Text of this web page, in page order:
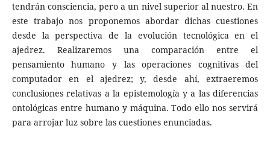
tendrán consciencia, pero a un nivel superior al nuestro. En
este trabajo nos proponemos abordar dichas cuestiones
desde la perspectiva de la evolución tecnológica en el
ajedrez. Realizaremos una comparación entre el
pensamiento humano y las operaciones cognitivas del
computador en el ajedrez; y, desde ahí, extraeremos
conclusiones relativas a la epistemología y a las diferencias
ontológicas entre humano y máquina. Todo ello nos servirá
para arrojar luz sobre las cuestiones enunciadas.